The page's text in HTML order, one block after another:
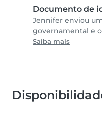
Documento de
Jennifer enviou
governamental e
Saiba mais